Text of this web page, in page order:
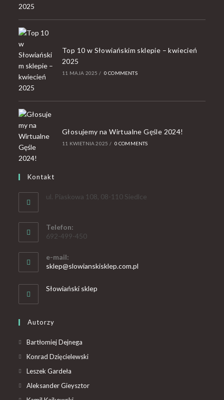
Top 10 w Słowiańskim sklepie – kwiecień
2025
11 MAJA 2025 / 0 COMMENTS
Głosujemy na Wirtualne Gęśle 2024!
11 KWIETNIA 2025 / 0 COMMENTS
Kontakt
ul. Piaskowa 108, 08-110 Siedlce
Telefon:
692-499-450
e-mail:
sklep@slowianskisklep.com.pl
Słowiański sklep
Autorzy
Bartłomiej Dejnega
Konrad Dzięcielewski
Leszek Gardeła
Aleksander Gieysztor